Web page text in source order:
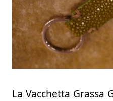
La Vacchetta